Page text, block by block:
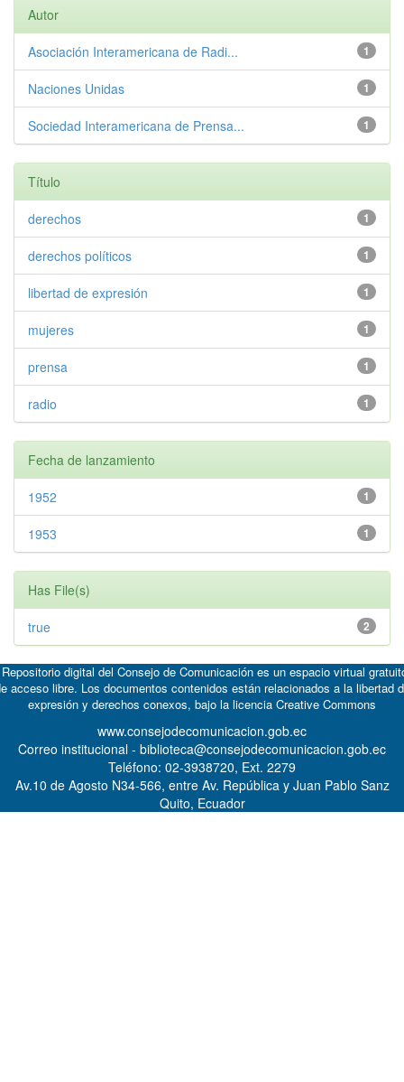
Autor
1
Asociación Interamericana de Radi...
1
Naciones Unidas
1
Sociedad Interamericana de Prensa...
Título
1
derechos
1
derechos políticos
1
libertad de expresión
1
mujeres
1
prensa
1
radio
Fecha de lanzamiento
1
1952
1
1953
Has File(s)
2
true
digital del Consejo de Comunicación es un espacio virtual
acceso libre. Los documentos contenidos están relacionados a la libertad
expresión y derechos conexos, bajo la licencia Creative Commons
www.consejodecomunicacion.gob.ec
Correo institucional - biblioteca@consejodecomunicacion.gob.ec
Teléfono: 02-3938720, Ext. 2279
Av.10 de Agosto N34-566, entre Av. República y Juan Pablo Sanz
Quito, Ecuador